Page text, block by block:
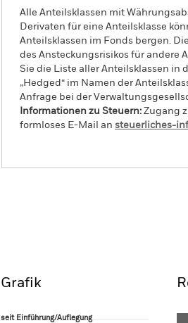
Alle Anteilsklassen mit
Derivaten für eine Anteilsklasse
Anteilsklassen im Fonds bergen.
des Ansteckungsrisikos für andere
Sie die Liste aller Anteilsklassen in
„Hedged“ im Namen der
Anfrage bei der
Informationen zu Steuern: Zugang
formloses E-Mail an steuerliches-
Grafik
seit Einführung/Auflegung
seit Einführung/Auflegung